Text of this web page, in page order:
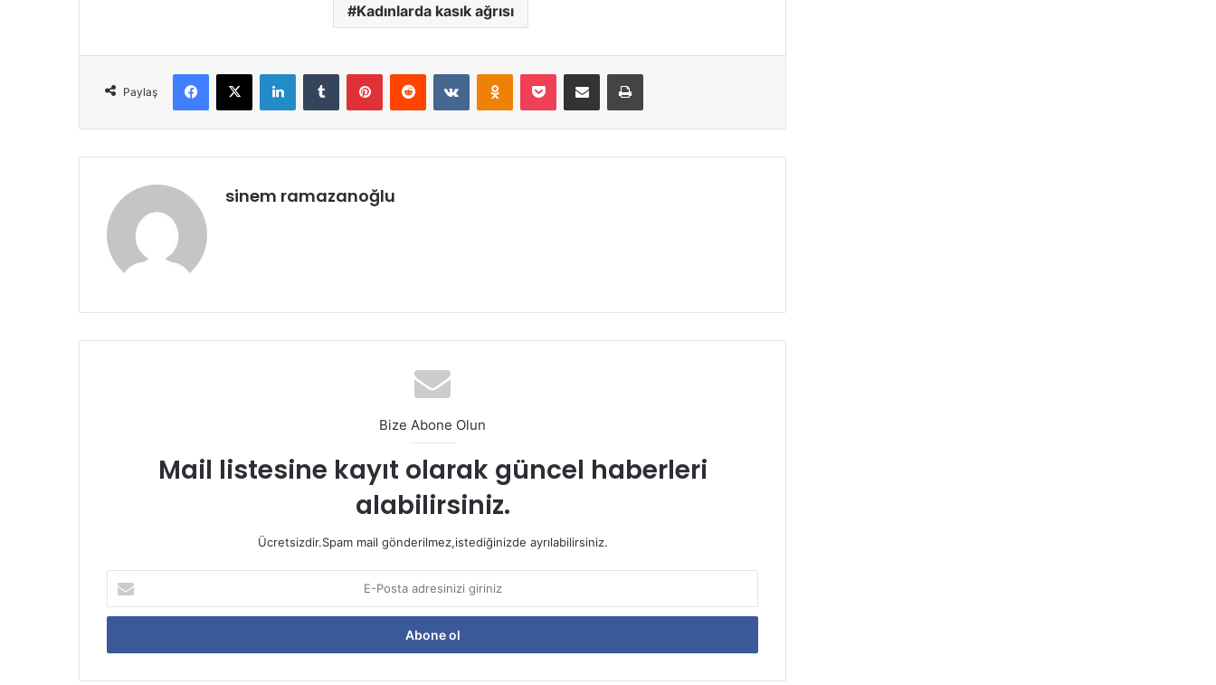
Kadınlarda kasık ağrısı
Paylaş
Facebook
X LinkedInTumblr PinterestReddit VKontakteOdnoklassniki
Pocket E-Posta ile paylaş Yazdır
sinem ramazanoğlu
Bize Abone Olun
Mail listesine kayıt olarak güncel haberleri
alabilirsiniz.
Ücretsizdir.Spam mail gönderilmez,istediğinizde ayrılabilirsiniz.
Posta
adresinizi